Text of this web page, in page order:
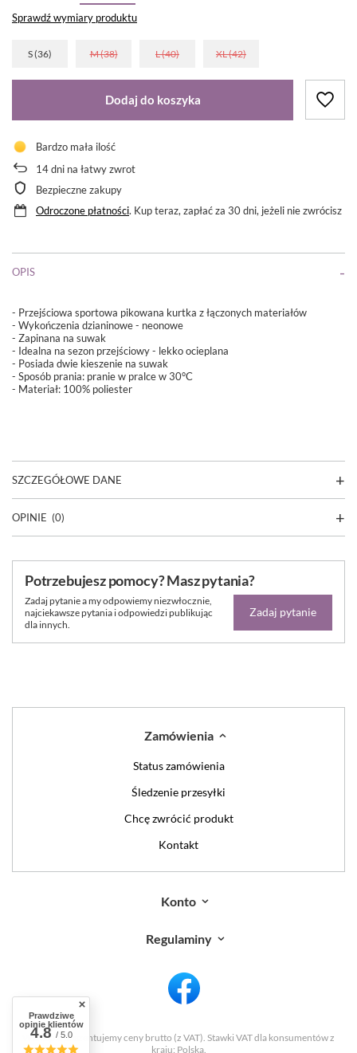
Sprawdź wymiary produktu
S (36) M (38) L (40) XL (42)
Dodaj do koszyka
Bardzo mała ilość
14dni na łatwy zwrot
Bezpieczne zakupy
Odroczone płatności. Kup teraz, zapłać za 30 dni, jeżeli nie zwrócisz
OPIS
- Przejściowa sportowa pikowana kurtka z łączonych materiałów
- Wykończenia dzianinowe - neonowe
- Zapinana na suwak
- Idealna na sezon przejściowy - lekko ocieplana
- Posiada dwie kieszenie na suwak
- Sposób prania: pranie w pralce w 30°C
- Materiał: 100% poliester
SZCZEGÓŁOWE DANE
OPINIE (0)
Potrzebujesz pomocy? Masz pytania?
Zadaj pytanie a my odpowiemy niezwłocznie,
najciekawsze pytania i odpowiedzi publikując
dla innych.
Zadaj pytanie
Zamówienia
Status zamówienia
Śledzenie przesyłki
Chcę zwrócić produkt
Kontakt
Konto
Regulaminy
W sklepie prezentujemy ceny brutto (z VAT). Stawki VAT dla konsumentów z
kraju: Polska.
Prawdziwe
opinie klientów
4.8/ 5.0